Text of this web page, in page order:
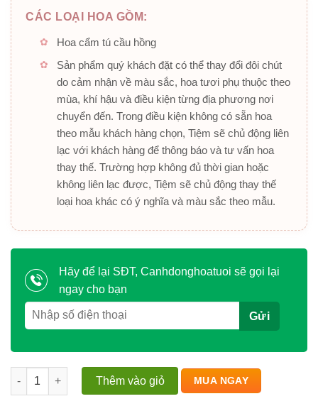
CÁC LOẠI HOA GỒM:
Hoa cẩm tú cầu hồng
Sản phẩm quý khách đặt có thể thay đổi đôi chút
do cảm nhận về màu sắc, hoa tươi phụ thuộc theo
mùa, khí hậu và điều kiện từng địa phương nơi
chuyển đến. Trong điều kiện không có sẵn hoa
theo mẫu khách hàng chọn, Tiệm sẽ chủ động liên
lạc với khách hàng để thông báo và tư vấn hoa
thay thế. Trường hợp không đủ thời gian hoặc
không liên lạc được, Tiệm sẽ chủ động thay thế
loại hoa khác có ý nghĩa và màu sắc theo mẫu.
Hãy để lại SĐT, Canhdonghoatuoi sẽ gọi lại
ngay cho bạn
Mây Hồng Dịu Êm số lượng
Thêm vào giỏ MUA NGAY